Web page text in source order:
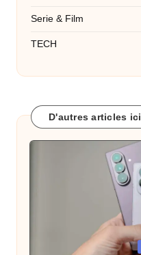
Serie & Film
TECH
D'autres articles ici